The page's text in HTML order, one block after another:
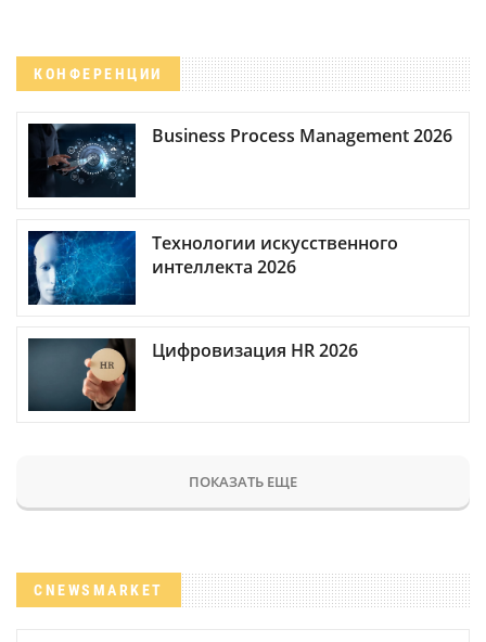
КОНФЕРЕНЦИИ
Business Process Management 2026
Технологии искусственного
интеллекта 2026
Цифровизация HR 2026
ПОКАЗАТЬ ЕЩЕ
CNEWSMARKET